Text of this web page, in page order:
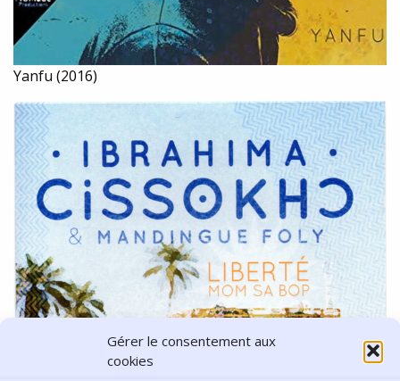
Gérer le consentement aux
cookies
Yanfu (2016)